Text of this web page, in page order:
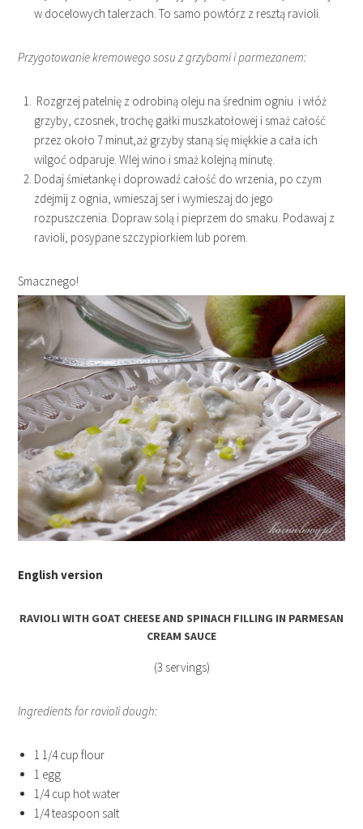
w docelowych talerzach. To samo powtórz z resztą ravioli.
Przygotowanie kremowego sosu z grzybami i parmezanem:
Rozgrzej patelnię z odrobiną oleju na średnim ogniu i włóż
grzyby, czosnek, trochę gałki muszkatołowej i smaż całość
przez około 7 minut,aż grzyby staną się miękkie a cała ich
wilgoć odparuje. Wlej wino i smaż kolejną minutę.
Dodaj śmietankę i doprowadź całość do wrzenia, po czym
zdejmij z ognia, wmieszaj ser i wymieszaj do jego
rozpuszczenia. Dopraw solą i pieprzem do smaku. Podawaj z
ravioli, posypane szczypiorkiem lub porem.
Smacznego!
English version
RAVIOLI WITH GOAT CHEESE AND SPINACH FILLING IN PARMESAN
CREAM SAUCE
(3 servings)
Ingredients for ravioli dough:
1 1/4 cup flour
1 egg
1/4 cup hot water
1/4 teaspoon salt